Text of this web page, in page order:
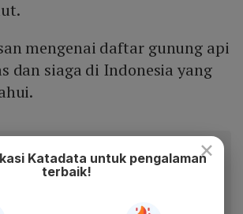
mengenai daftar gunung api
dan siaga di Indonesia yang
membaca lebih nyaman dan nikmati
×
Katadata untuk pengalaman
terbaik!